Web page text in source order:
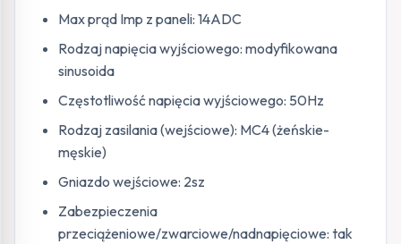
Max prąd Imp z paneli: 14ADC
Rodzaj napięcia wyjściowego: modyfikowana
sinusoida
Częstotliwość napięcia wyjściowego: 50Hz
Rodzaj zasilania (wejściowe): MC4 (żeńskie-
męskie)
Gniazdo wejściowe: 2sz
Zabezpieczenia
przeciążeniowe/zwarciowe/nadnapięciowe: tak